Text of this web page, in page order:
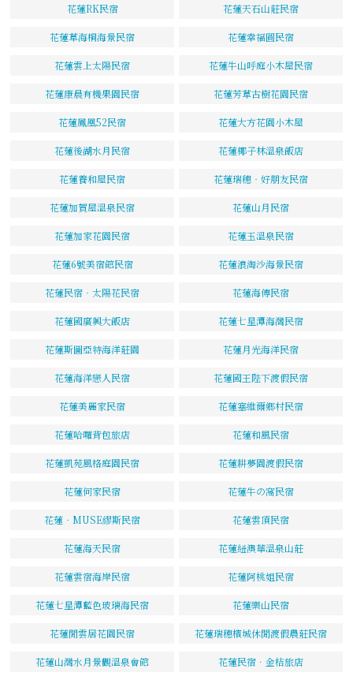
花蓮RK民宿 花蓮天石山莊民宿
花蓮草海桐海景民宿 花蓮幸福圓民宿
花蓮雲上太陽民宿 花蓮牛山呼庭小木屋民宿
花蓮康晨有機果園民宿 花蓮芳草古樹花園民宿
花蓮鳳凰52民宿 花蓮大方花園小木屋
花蓮後湖水月民宿 花蓮椰子林溫泉飯店
花蓮養和屋民宿 花蓮瑞穗‧好朋友民宿
花蓮加賀屋溫泉民宿 花蓮山月民宿
花蓮加家花園民宿 花蓮玉溫泉民宿
花蓮6號美宿館民宿 花蓮浪淘沙海景民宿
花蓮民宿‧太陽花民宿 花蓮海傳民宿
花蓮國廣興大飯店 花蓮七星潭海灣民宿
花蓮斯圖亞特海洋莊園 花蓮月光海洋民宿
花蓮海洋戀人民宿 花蓮國王陛下渡假民宿
花蓮美麗家民宿 花蓮塞維爾鄉村民宿
花蓮哈囉背包旅店 花蓮和風民宿
花蓮凱苑風格庭園民宿 花蓮耕夢園渡假民宿
花蓮何家民宿 花蓮牛の窩民宿
花蓮‧MUSE繆斯民宿 花蓮雲頂民宿
花蓮海天民宿 花蓮紐澳華溫泉山莊
花蓮雲宿海岸民宿 花蓮阿桃姐民宿
花蓮七星潭藍色玻璃海民宿 花蓮樂山民宿
花蓮閒雲居花園民宿 花蓮瑞穗檳城休閒渡假農莊民宿
花蓮山灣水月景觀溫泉會館 花蓮民宿．金桔旅店